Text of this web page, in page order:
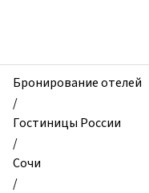
дома,
Гостевой
дом
"Калипсо",
Сочи,
Россия
Бронирование отелей
/
Гостиницы России
/
Сочи
/